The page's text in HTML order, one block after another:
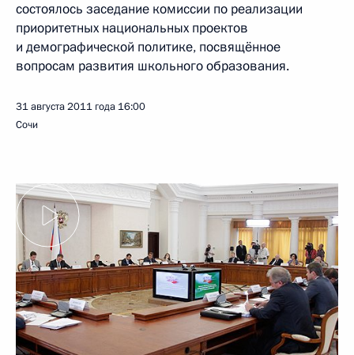
состоялось заседание комиссии по реализации
приоритетных национальных проектов
и демографической политике, посвящённое
вопросам развития школьного образования.
31 августа 2011 года 16:00
Сочи